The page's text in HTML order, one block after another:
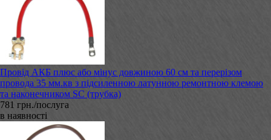
Провід АКБ плюс або мінус довжиною 60 см та перерізом
провода 35 мм.кв з підсиленною латунною ремонтною клемою
та наконечником SC (трубка)
781 грн./послуга
в наявності